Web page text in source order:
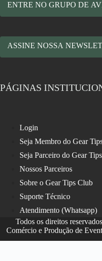
ENTRE NO GRUPO DE
ASSINE NOSSA
PÁGINAS
Login
Seja Membro do Gear
Seja Parceiro do Gear
Nossos Parceiros
Sobre o Gear Tips Club
Suporte Técnico
Atendimento (Whatsapp)
Todos os direitos
Comércio e Produção de